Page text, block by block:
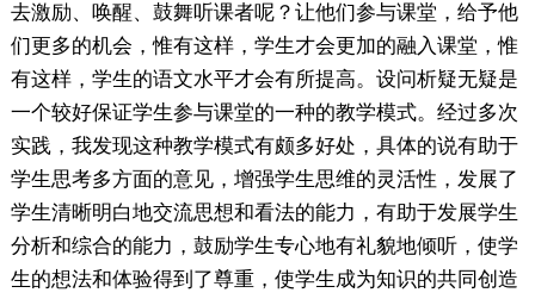
去激励、唤醒、鼓舞听课者呢？让他们参与课堂，给予他
们更多的机会，惟有这样，学生才会更加的融入课堂，惟
有这样，学生的语文水平才会有所提高。设问析疑无疑是
一个较好保证学生参与课堂的一种的教学模式。经过多次
实践，我发现这种教学模式有颇多好处，具体的说有助于
学生思考多方面的意见，增强学生思维的灵活性，发展了
学生清晰明白地交流思想和看法的能力，有助于发展学生
分析和综合的能力，鼓励学生专心地有礼貌地倾听，使学
生的想法和体验得到了尊重，使学生成为知识的共同创造